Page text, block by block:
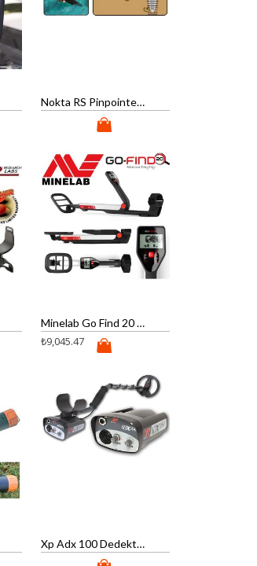
Nokta RS Pinpointer Dedektör
Minelab Go Find 20 Dedektör
₺9,045.47
Xp Adx 100 Dedektör